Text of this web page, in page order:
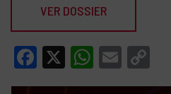
VER DOSSIER
Facebook
X